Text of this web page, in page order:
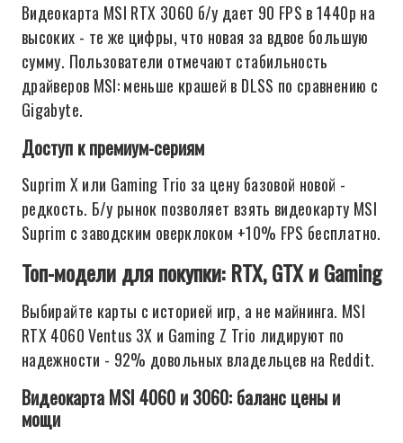
Видеокарта MSI RTX 3060 б/у дает 90 FPS в 1440p на
высоких - те же цифры, что новая за вдвое большую
сумму. Пользователи отмечают стабильность
драйверов MSI: меньше крашей в DLSS по сравнению с
Gigabyte.
Доступ к премиум-сериям
Suprim X или Gaming Trio за цену базовой новой -
редкость. Б/у рынок позволяет взять видеокарту MSI
Suprim с заводским оверклоком +10% FPS бесплатно.
Топ-модели для покупки: RTX, GTX и Gaming
Выбирайте карты с историей игр, а не майнинга. MSI
RTX 4060 Ventus 3X и Gaming Z Trio лидируют по
надежности - 92% довольных владельцев на Reddit.
Видеокарта MSI 4060 и 3060: баланс цены и
мощи